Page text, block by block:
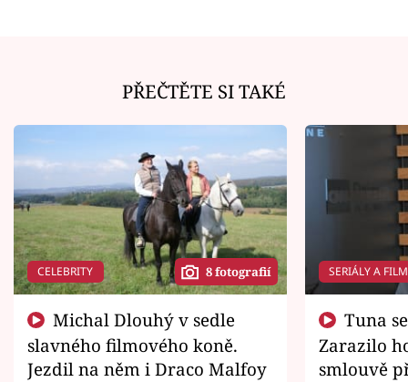
PŘEČTĚTE SI TAKÉ
CELEBRITY 8 fotografií
slavného filmového koně.
Jezdil na něm i Draco Malfoy
SERIÁLY A
Zarazilo
smlouvě